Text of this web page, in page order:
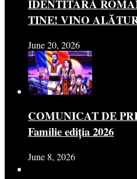
IDENTITARĂ
TINE! VINO
June 20, 2026
COMUNICAT DE
Familie ediția 2026
June 8, 2026